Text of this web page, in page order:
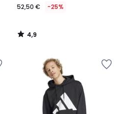
52,50 € -25%
4,9
/